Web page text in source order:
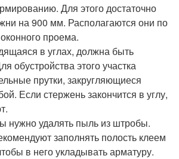
Для этого достаточно
на 900 мм. Располагаются они по
проема.
в углах, должна быть
обустройства этого участка
прутки, закругляющиеся
Если стержень закончится в углу,
нужно удалять пыль из штробы.
заполнять полость клеем
в него укладывать арматуру.